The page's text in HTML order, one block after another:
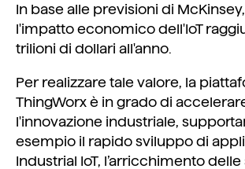
In base alle previsioni di
l'impatto economico dell'IoT
trilioni di dollari all'anno.
Per realizzare tale valore, la
ThingWorx è in grado di
l'innovazione industriale,
esempio il rapido sviluppo di
Industrial IoT, l’arricchimento